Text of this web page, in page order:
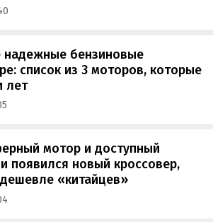
надежные бензиновые
список из 3 моторов, которые
лет
мотор и доступный
появился новый кроссовер,
«китайцев»